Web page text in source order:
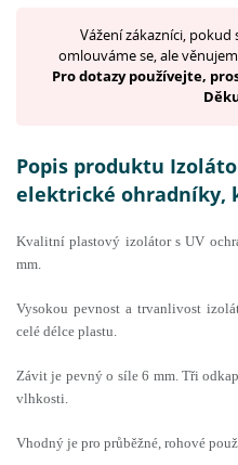
Vážení zákazníci,
omlouváme se, ale
Pro dotazy používejte,
Popis produktu
elektrické ohradníky,
Kvalitní plastový izolátor s UV
mm.
Vysokou pevnost a trvanlivost
celé délce plastu.
Závit je pevný o síle 6 mm. Tři
vlhkosti.
Vhodný je pro průběžné, rohové